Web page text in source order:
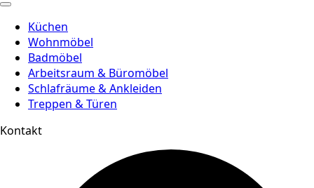
Küchen
Wohnmöbel
Badmöbel
Arbeitsraum & Büromöbel
Schlafräume & Ankleiden
Treppen & Türen
Kontakt